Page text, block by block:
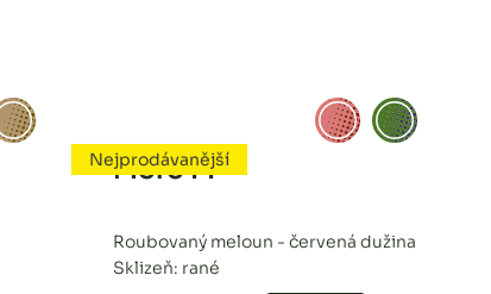
Nejprodávanější
Moro F1
Roubovaný meloun - červená dužina
Sklizeň: rané